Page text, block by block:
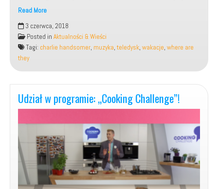
Read More
Teledysk
do
mojej
piosenki:
„Where
are
they”?
(Charlie
Handsomer)
3 czerwca, 2018
Posted in Aktualności & Wieści
Tagi: charlie handsomer, muzyka,teledysk, wakacje, where are
they
Udział w programie: „Cooking Challenge”!